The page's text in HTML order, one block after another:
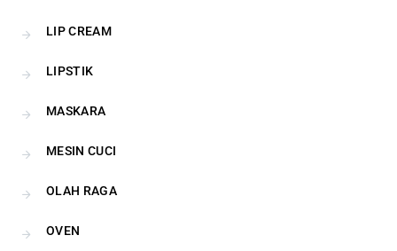
LIP CREAM
LIPSTIK
MASKARA
MESIN CUCI
OLAH RAGA
OVEN